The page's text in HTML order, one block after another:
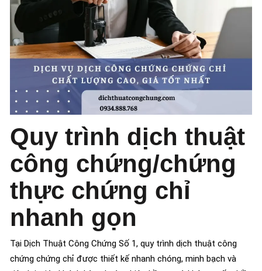
Quy trình dịch thuật
công chứng/chứng
thực chứng chỉ
nhanh gọn
Tại Dịch Thuật Công Chứng Số 1, quy trình dịch thuật công
chứng chứng chỉ được thiết kế nhanh chóng, minh bạch và